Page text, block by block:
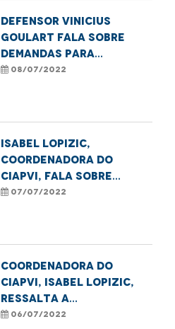
Defensor Vinicius
Goulart fala sobre
demandas para
transferência para
08/07/2022
Isabel Lopizic,
coordenadora do
Ciapvi, fala sobre
casos de violência
07/07/2022
Coordenadora do
Ciapvi, Isabel Lopizic,
ressalta a
subnotificação dos
06/07/2022